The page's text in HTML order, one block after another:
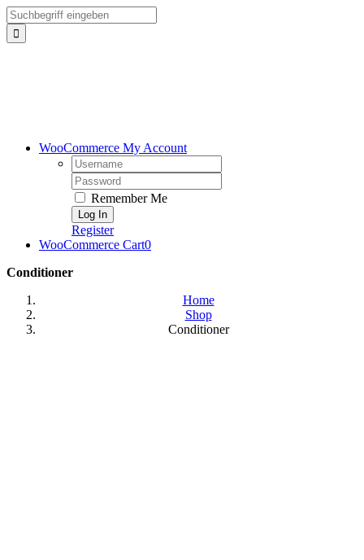
Skip
to
content
Search
for:
WooCommerce My Account
Username:
Password:
Remember Me
Register
WooCommerce Cart0
Conditioner
Home
Shop
Conditioner